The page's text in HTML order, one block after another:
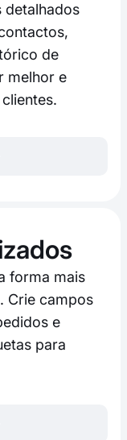
detalhados
de
melhor e
forma mais
Crie campos
e
para